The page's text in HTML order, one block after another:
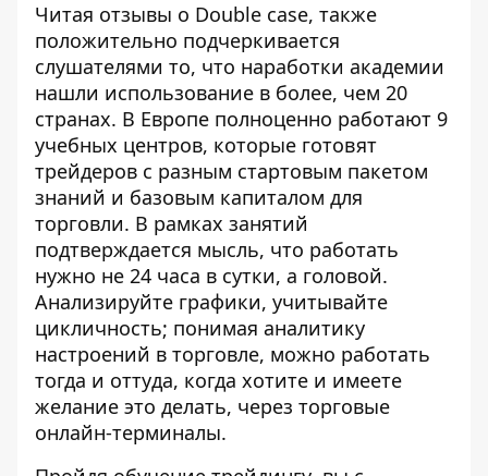
Читая отзывы о Double case, также
положительно подчеркивается
слушателями то, что наработки академии
нашли использование в более, чем 20
странах. В Европе полноценно работают 9
учебных центров, которые готовят
трейдеров с разным стартовым пакетом
знаний и базовым капиталом для
торговли. В рамках занятий
подтверждается мысль, что работать
нужно не 24 часа в сутки, а головой.
Анализируйте графики, учитывайте
цикличность; понимая аналитику
настроений в торговле, можно работать
тогда и оттуда, когда хотите и имеете
желание это делать, через торговые
онлайн-терминалы.